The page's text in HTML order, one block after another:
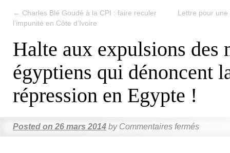
← Charles Blé Goudé à la CPI : faire reculer
l’impunité en Côte d’Ivoire
Lettre pour
Halte aux expulsions des
égyptiens qui dénoncent
répression en Egypte !
Posted on 26 mars 2014 by Commentaires fermés